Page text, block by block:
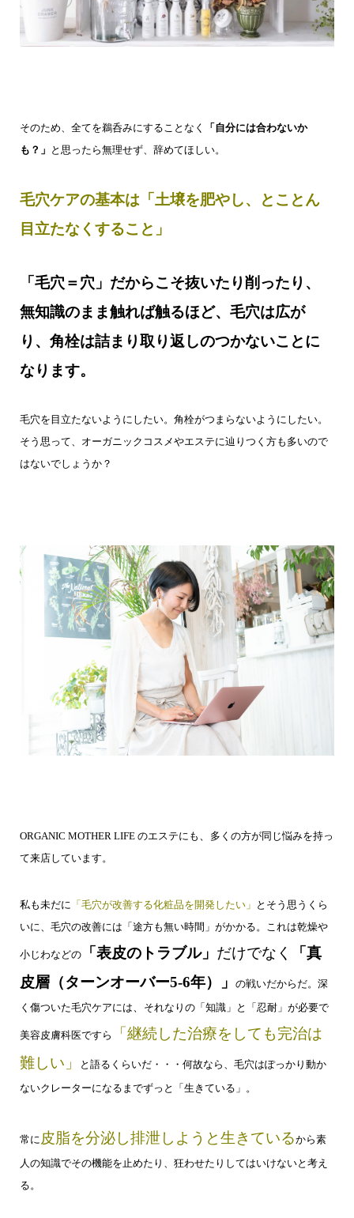
そのため、全てを鵜呑みにすることなく
「自分には合わないか
も？」 と思ったら無理せず、辞めてほしい。
毛穴ケアの基本は「土壌を肥やし、とことん
目立たなくすること」
「毛穴＝穴」だからこそ抜いたり削ったり、
無知識のまま触れば触るほど、毛穴は広が
り、角栓は詰まり取り返しのつかないことに
なります。
毛穴を目立たないようにしたい。 角栓がつまらないようにしたい。
そう思って、オーガニックコスメやエステに辿りつく方も多いので
はないでしょうか？
ORGANIC MOTHER LIFE のエステにも 、 多くの方が同じ悩みを持っ
て来店しています。
私も未だに 「毛穴が改善する化粧品を開発したい」 と そう思うくら
いに、 毛穴の改善には「途方も無い時間」がかかる。 これは乾燥や
小じわなどの「表皮のトラブル」 だけでなく
「真
皮層（ターンオーバー5-6年）」
の戦いだからだ。 深
く傷ついた毛穴ケアには
それなりの「知識」と「忍耐」が必要で
美容皮膚科医ですら
「継続した治療をしても完治は
難しい」
と 語るくらいだ・・・ 何故なら、毛穴はぽっかり 動か
ないクレーターになるまでずっと「生きている」。
常に 皮脂を分泌し排泄しようと生きているから素
人の知識でその機能を止めたり、狂わせたりしてはいけないと考え
る。